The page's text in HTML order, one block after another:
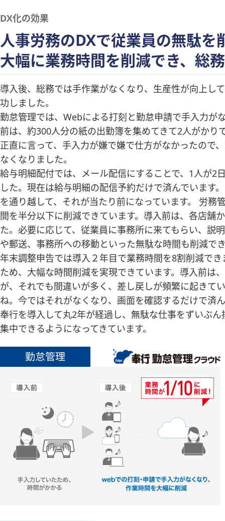
DX化の効果
人事労務のDXで従業員の無駄を
大幅に業務時間を削減でき、総
導入後、総務では手作業がなくなり、生産性が向上し
功しました。
勤怠管理では、Webによる打刻と勤怠申請で手入力が
前は、約300人分の紙の出勤簿を集めてきて2人がかり
正直に言って、手入力が嫌で嫌で仕方がなかったので
なくなりました。
給与明細配付では、メール配信にすることで、1人が2
した。現在は給与明細の配信予約だけで済んでいます
を通り越して、それが当たり前になっています。 労
間を半分以下に削減できています。導入前は、各店舗
た。必要に応じて、従業員に事務所に来てもらい、説
や郵送、事務所への移動といった無駄な時間も削減で
年末調整申告では導入２年目で業務時間を8割削減で
ため、大幅な時間削減を実現できています。導入前は
が、それでも間違いが多く、差し戻しが頻繁に起きて
ね。今ではそれがなくなり、画面を確認するだけで済
奉行を導入して丸2年が経過し、無駄な仕事をずいぶ
集中できるようになってきています。